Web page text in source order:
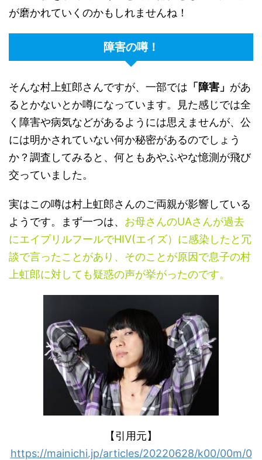
が磨かれていくのかもしれませんね！
障害の噂！
そんな村上虹郎さんですが、一部では 「障害」 があ
るとかないとか噂になっています。見た感じでは全
く障害や病気などがあるようには思えませんが、公
には明かされていない何か秘密があるのでしょう
か？調査してみると、何ともあやふやな憶測が飛び
交っていました。
実はこの噂は村上虹郎さんのご両親が影響している
ようです。まず一つは、 お母さんのUAさんが過去
にエイプリルフールでHIV(エイズ）に感染したと冗
談で言ったことがあり、そのことが原因で息子の村
上虹郎に対しても疑惑の声が挙がったのです。
【引用元】
https://mainichi.jp/articles/20220628/k00/00m/0